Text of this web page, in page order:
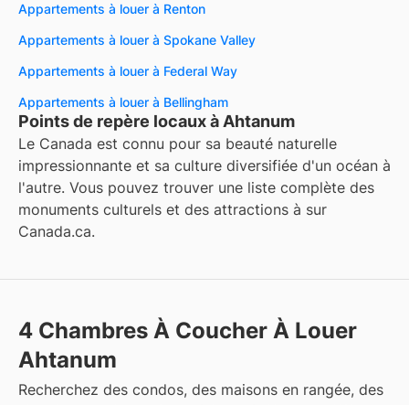
Appartements à louer à Renton
Appartements à louer à Spokane Valley
Appartements à louer à Federal Way
Appartements à louer à Bellingham
Points de repère locaux à Ahtanum
Le Canada est connu pour sa beauté naturelle
impressionnante et sa culture diversifiée d'un océan à
l'autre. Vous pouvez trouver une liste complète des
monuments culturels et des attractions à sur
Canada.ca.
4 Chambres À Coucher À Louer
Ahtanum
Recherchez des condos, des maisons en rangée, des